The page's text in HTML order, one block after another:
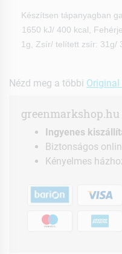
Készítsen tápanyagban
1650 kJ/ 400 kcal,
1g, Zsír/ telített zsír: 31g/
Nézd meg a többi Original
greenmarkshop.hu
Ingyenes
Biztonságos
Kényelmes